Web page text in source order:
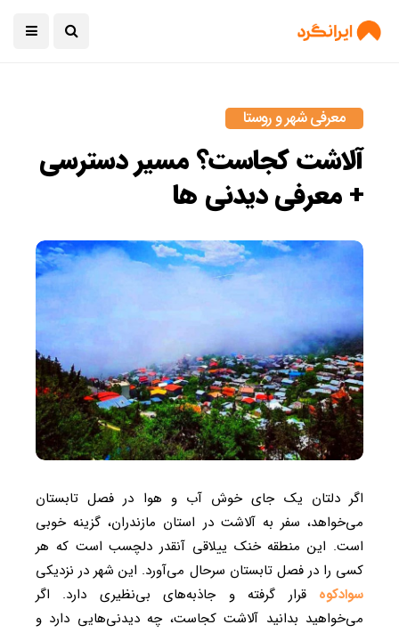
معرفی شهر و روستا
آلاشت کجاست؟ مسیر دسترسی
+ معرفی دیدنی ها
اگر دلتان یک جای خوش آب و هوا در فصل تابستان
می‌خواهد، سفر به آلاشت در استان مازندران، گزینه خوبی
است. این منطقه خنک ییلاقی آنقدر دلچسب است که هر
کسی را در فصل تابستان سرحال می‌آورد. این شهر در نزدیکی
سوادکوه قرار گرفته و جاذبه‌های بی‌نظیری دارد. اگر
می‌خواهید بدانید آلاشت کجاست، چه دیدنی‌هایی دارد و